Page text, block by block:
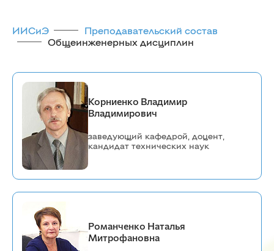
ИИСиЭ
Преподавательский состав
Общеинженерных дисциплин
Корниенко Владимир
Владимирович
заведующий кафедрой, доцент,
кандидат технических наук
Романченко Наталья
Митрофановна